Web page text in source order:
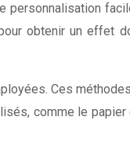
obtenir un effet
Ces
comme le